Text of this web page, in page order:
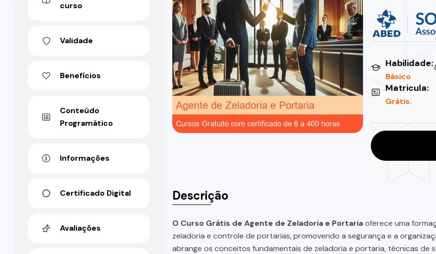
Habilidade:
Básico
Matricula:
Grátis.
Descrição
O Curso Grátis de Agente de Zeladoria e Portariaoferece uma
zeladoria e controle de portarias, promovendo a segurança e a
abrange os conceitos fundamentais de zeladoria e portaria, técnicas de
curso
Validade
Benefícios
Conteúdo
Programático
Informações
Certificado Digital
Avaliações